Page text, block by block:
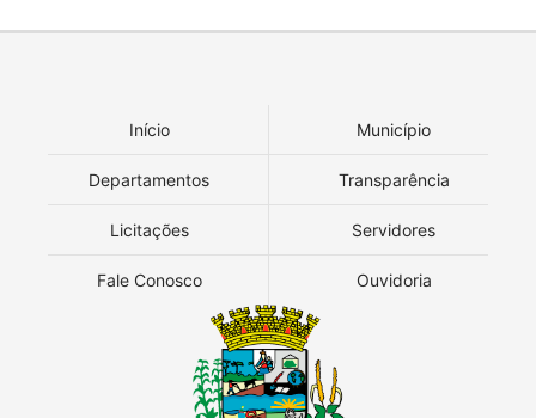
Início Município
Departamentos Transparência
Licitações Servidores
Fale Conosco Ouvidoria